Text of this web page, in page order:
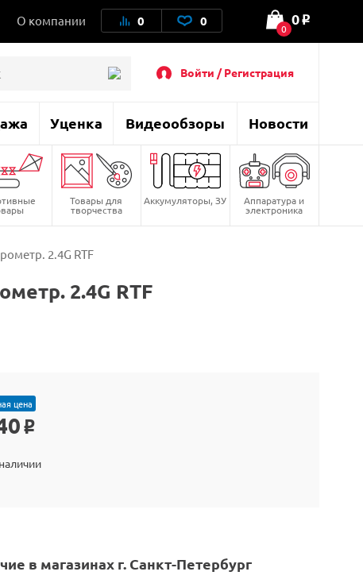
О компании 0 0 0
0 o
Войти / Регистрация
Уценка Видеообзоры Новости
Товары для
творчества
Аккумуляторы, ЗУ Аппаратура и
электроника
2.4G RTF
2.4G RTF
цена
o
в магазинах г. Санкт-Петербург